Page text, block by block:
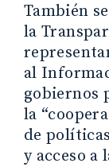
También
la
al
gobiernos
la
de
y acceso a